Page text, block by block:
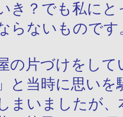
き？でも私に
らないものです
の片づけをして
と当時に思い
まいましたが